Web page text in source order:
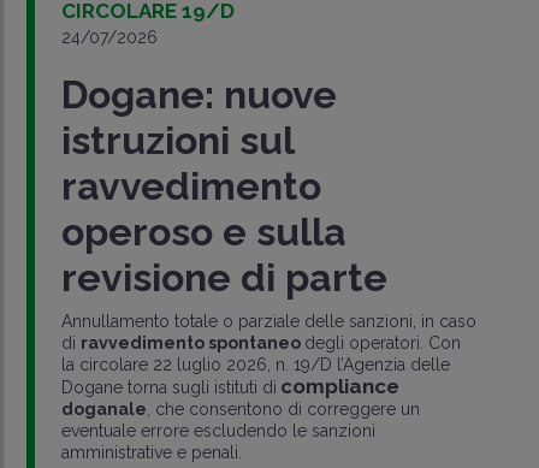
CIRCOLARE 19/D
24/07/2026
Dogane: nuove
istruzioni sul
ravvedimento
operoso e sulla
revisione di parte
Annullamento totale o parziale delle sanzioni, in caso
di ravvedimento spontaneo degli operatori. Con
la circolare 22 luglio 2026, n. 19/D l’Agenzia delle
Dogane torna sugli istituti di compliance
doganale , che consentono di correggere un
eventuale errore escludendo le sanzioni
amministrative e penali.